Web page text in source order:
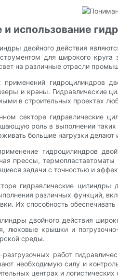
использование
двойного действия
для широкого круга
на различные отрасли
гидроцилиндров
и краны. Гидравлические
в строительных проектах
секторе гидравлические
роль в выполнении таких
большие нагрузки
гидроцилиндров
прессы,
задачи с точностью и
гидравлические цилиндры
различных функций,
Их способность
двойного действия
люковые крышки и
среды.
разгрузочных работ
необходимую силу и
центрах и логистических